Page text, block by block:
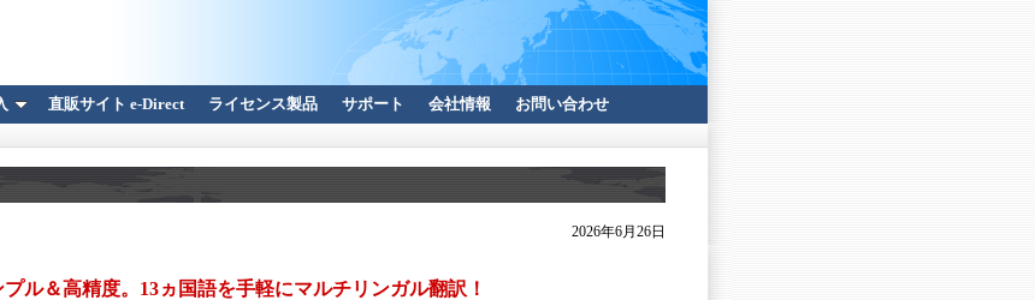
直販サイト e-Direct ライセンス製品 サポート 会社情報 お問い合わせ
2026年6月26日
プル＆高精度。13ヵ国語を手軽にマルチリンガル翻訳！